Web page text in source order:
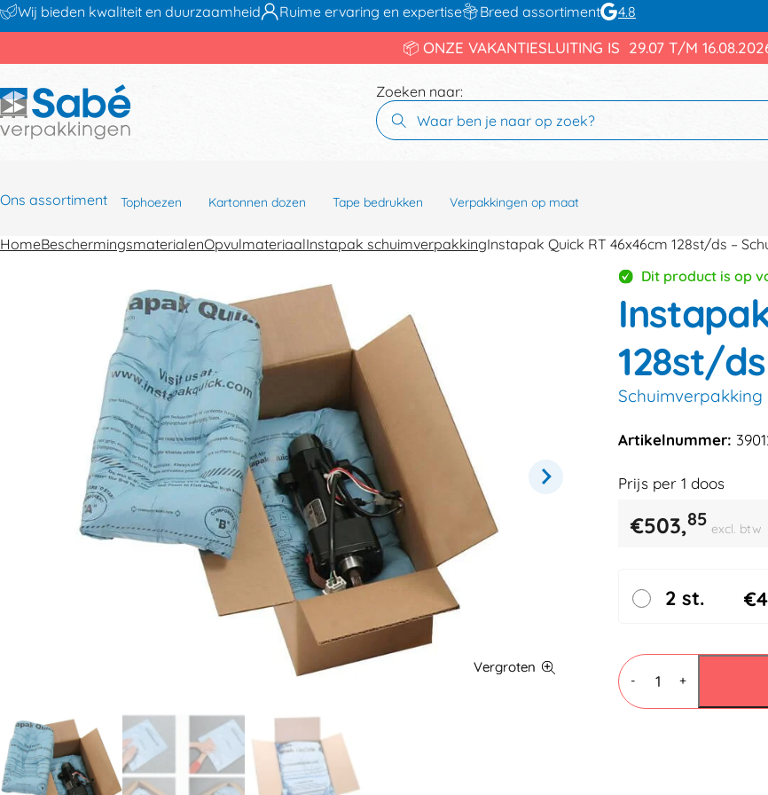
Wij bieden kwaliteit en duurzaamheid Ruime ervaring en expertise Breed assortiment 4.8
📦 ONZE VAKANTIESLUITING IS 29.07 T/M
Zoeken naar:
Ons assortiment Tophoezen Kartonnen dozen Tape bedrukken Verpakkingen op maat
HomeBeschermingsmaterialenOpvulmateriaalInstapak schuimverpakkingInstapak Quick RT 46x46cm 128st/ds –
Dit product is op
128st/ds
Schuimverpakking
Artikelnummer:
Prijs per 1 doos
€503,85 excl. btw
2 st. €
-
Instapak
Quick
RT
46x46cm
+